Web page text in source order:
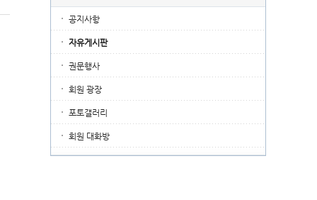
공지사항
자유게시판
권문행사
회원 광장
포토갤러리
회원 대화방